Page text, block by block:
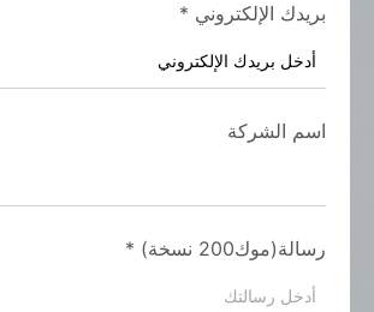
بريدك الإلكتروني *
اسم الشركة
رسالة(موك200 نسخة) *